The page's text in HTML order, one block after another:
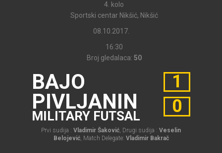
4. kolo
Sportski centar Nikšić, Nikšić
08.10.2017.
16:30
Broj gledalaca: 50
BAJO
PIVLJANIN
MILITARY FUTSAL
1
0
Prvi sudija : Vladimir Šaković, Drugi sudija : Veselin
Belojević, Match Delegate: Vladimir Bakrač